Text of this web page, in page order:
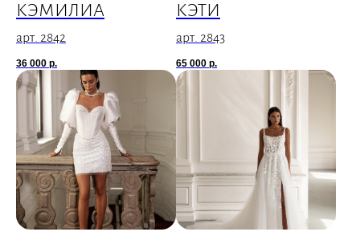
КЭМИЛИА
арт. 2842
36 000 р.
КЭТИ
арт. 2843
65 000 р.